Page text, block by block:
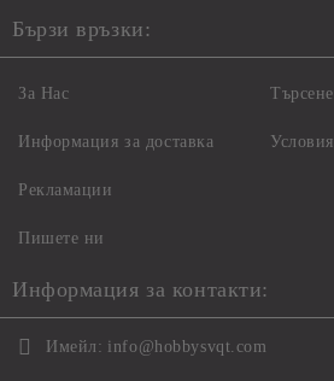
Бързи връзки:
За Нас
Информация за доставка
Рекламации
Пишете ни
Търсене
Условия
Информация за контакти:
Имейл: info@hobbysvqt.com